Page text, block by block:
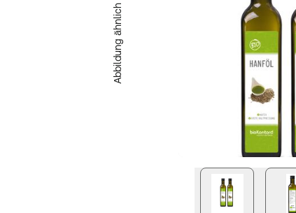
Abbildung ähnlich
nächstes Bild